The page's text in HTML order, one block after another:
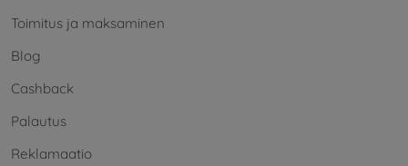
Toimitus ja maksaminen
Blog
Cashback
Palautus
Reklamaatio